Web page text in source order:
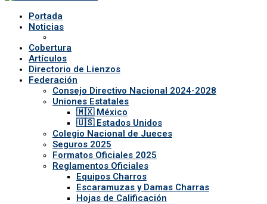
Portada
Noticias
Cobertura
Artículos
Directorio de Lienzos
Federación
Consejo Directivo Nacional 2024-2028
Uniones Estatales
🇲🇽 México
🇺🇸 Estados Unidos
Colegio Nacional de Jueces
Seguros 2025
Formatos Oficiales 2025
Reglamentos Oficiales
Equipos Charros
Escaramuzas y Damas Charras
Hojas de Calificación